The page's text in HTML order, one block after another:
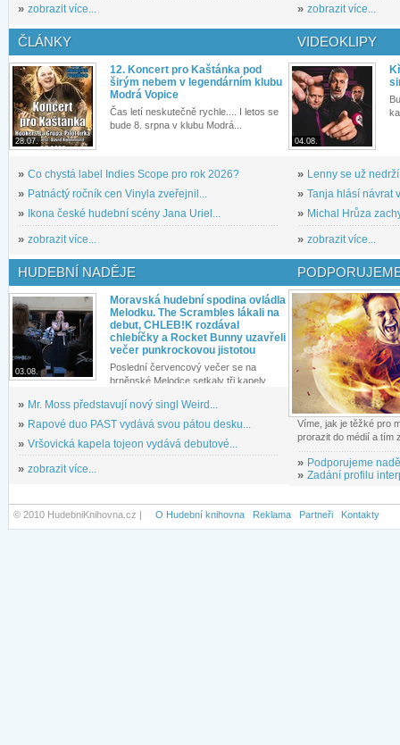
» zobrazit více... » zobrazit více...
ČLÁNKY
28.07.
12. Koncert pro Kaštánka pod
širým nebem v legendárním klubu
Modrá Vopice
Čas letí neskutečně rychle.... I letos se
bude 8. srpna v klubu Modrá...
» Co chystá label Indies Scope pro rok 2026?
» Patnáctý ročník cen Vinyla zveřejnil...
»
Ikona české hudební scény Jana Uriel...
» zobrazit více...
VIDEOKLIPY
04.08.
» Lenny se už
» Tanja hlásí návrat
» Michal Hrůza
» zobrazit více...
HUDEBNÍ NADĚJE
03.08.
Moravská hudební spodina ovládla
Melodku. The Scrambles lákali na
debut, CHLEB!K rozdával
chlebíčky a Rocket Bunny uzavřeli
večer punkrockovou jistotou
Poslední červencový večer se na
brněnské Melodce setkaly tři kapely...
» Mr. Moss představují nový singl Weird...
» Rapové duo PAST vydává svou pátou desku...
» Vršovická kapela tojeon vydává debutové...
» zobrazit více...
Víme, jak je těžké pro
prorazit do médií a tím
» Podporujeme
» Zadání profilu
© 2010 HudebniKnihovna.cz | O Hudební knihovna Reklama Partneři Kontakty